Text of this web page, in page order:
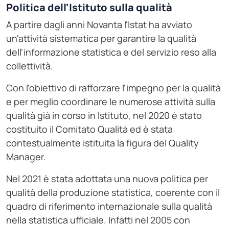
Politica dell'Istituto sulla qualità
A partire dagli anni Novanta l'Istat ha avviato
un'attività sistematica per garantire la qualità
dell'informazione statistica e del servizio reso alla
collettività.
Con l'obiettivo di rafforzare l'impegno per la qualità
e per meglio coordinare le numerose attività sulla
qualità già in corso in Istituto, nel 2020 è stato
costituito il Comitato Qualità ed è stata
contestualmente istituita la figura del Quality
Manager.
Nel 2021 è stata adottata una nuova politica per
qualità della produzione statistica, coerente con il
quadro di riferimento internazionale sulla qualità
nella statistica ufficiale. Infatti nel 2005 con